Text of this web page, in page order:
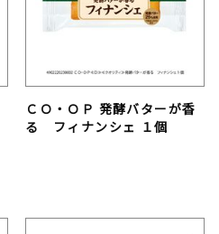
ＣＯ・ＯＰ 発酵バターが香
る フィナンシェ １個